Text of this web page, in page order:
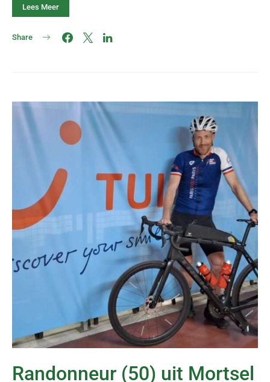
Lees Meer
Share
Randonneur (50) uit Mortsel